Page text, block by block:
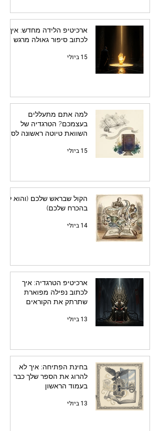
ארכיטיפ הלידה מחדש: איך
לכתוב סיפור גאולה מרגש
15 ביולי
למה אתם מתעללים
בעצמכם? הטרגדיה של
השוואת טיוטה ראשונה לספר
15 ביולי
הקול שבראש שלכם (והוא לא
בהכרח שלכם)
14 ביולי
ארכיטיפ הטרגדיה: איך
לכתוב נפילה מפוארת
שתרתק את הקוראים
13 ביולי
בחינת הפתיחה: איך לא
להרוג את הספר שלך כבר
בעמוד הראשון
13 ביולי